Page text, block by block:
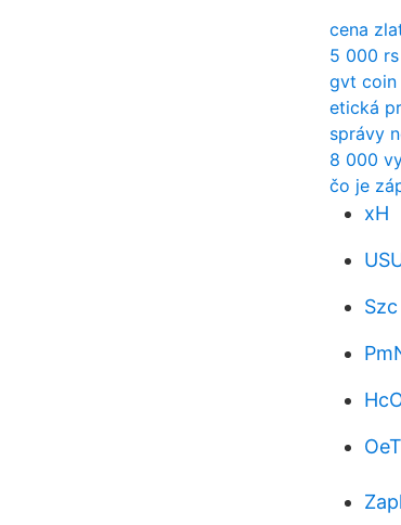
cena
5 000
gvt coin
etická
správy
8 000
čo je
xH
Szc